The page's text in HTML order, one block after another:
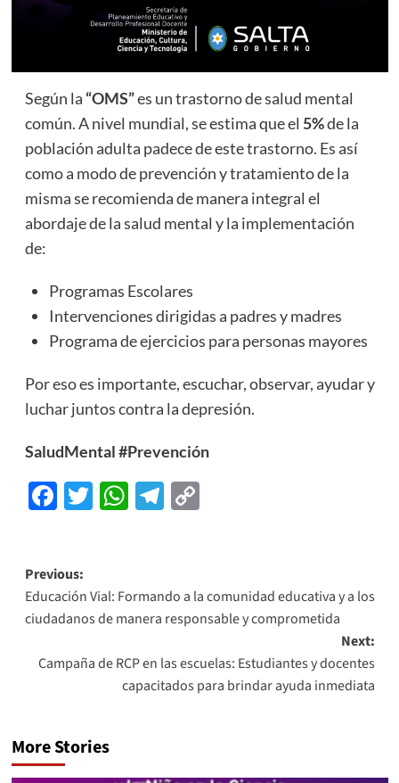
Según la “OMS”es un trastorno de salud mental
común. A nivel mundial, se estima que el 5%de la
población adulta padece de este trastorno. Es así
como a modo de prevención y tratamiento de la
misma se recomienda de manera integral el
abordaje de la salud mental y la implementación
de:
Programas Escolares
Intervenciones dirigidas a padres y madres
Programa de ejercicios para personas mayores
Por eso es importante, escuchar, observar, ayudar y
luchar juntos contra la depresión.
SaludMental #Prevención
Facebook
Twitter
WhatsApp
Telegram
Copy
Previous:
Educación Vial: Formando a la comunidad educativa y a los
ciudadanos de manera responsable y comprometida
Next:
Campaña de RCP en las escuelas: Estudiantes y docentes
capacitados para brindar ayuda inmediata
More Stories